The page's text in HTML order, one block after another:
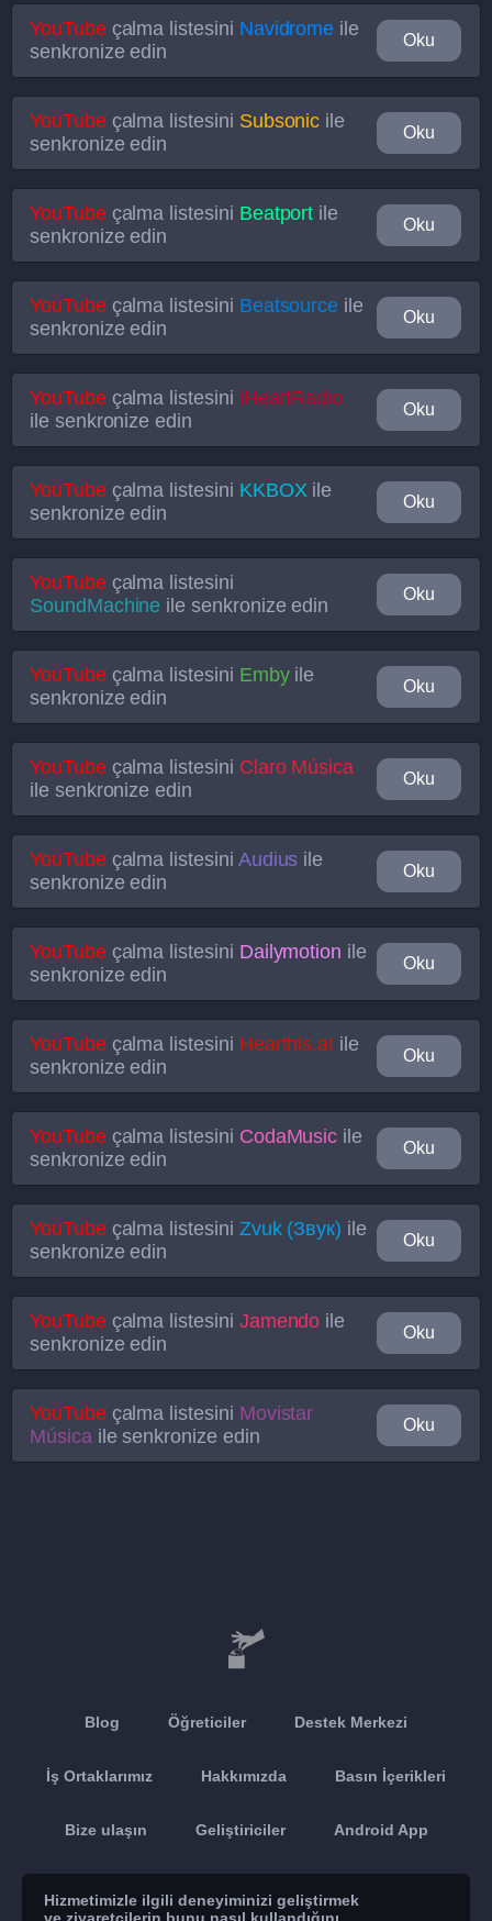
YouTubeçalma listesini Navidrome ile
senkronize edin
Oku
YouTubeçalma listesini Subsonic ile
senkronize edin
Oku
YouTubeçalma listesini Beatport ile
senkronize edin
Oku
YouTubeçalma listesini Beatsource ile
senkronize edin
Oku
YouTubeçalma listesini iHeartRadio
ile senkronize edin
Oku
YouTubeçalma listesini KKBOXile
senkronize edin
Oku
YouTubeçalma listesini
SoundMachine ile senkronize edin
Oku
YouTubeçalma listesini Embyile
senkronize edin
Oku
YouTubeçalma listesini Claro Música
ile senkronize edin
Oku
YouTubeçalma listesini Audius ile
senkronize edin
Oku
YouTubeçalma listesini Dailymotion ile
senkronize edin
Oku
YouTubeçalma listesini Hearthis.at ile
senkronize edin
Oku
YouTubeçalma listesini CodaMusic ile
senkronize edin
Oku
YouTubeçalma listesini Zvuk (Звук) ile
senkronize edin
Oku
YouTubeçalma listesini Jamendo ile
senkronize edin
Oku
YouTubeçalma listesini Movistar
Músicaile senkronize edin
Oku
Blog Öğreticiler Destek Merkezi
İş Ortaklarımız Hakkımızda Basın İçerikleri
Bize ulaşın Geliştiriciler Android App
Hizmetimizle ilgili deneyiminizi geliştirmek